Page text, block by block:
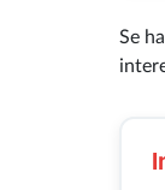
Se